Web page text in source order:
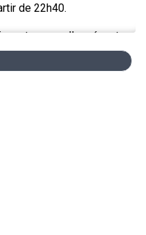
de 22h40.
et vous allez écouter